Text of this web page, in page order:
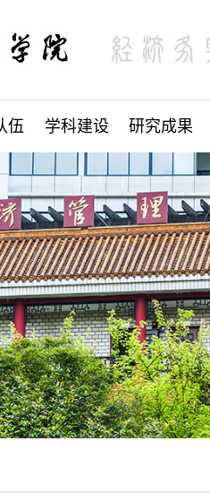
伍 学科建设 研究成果